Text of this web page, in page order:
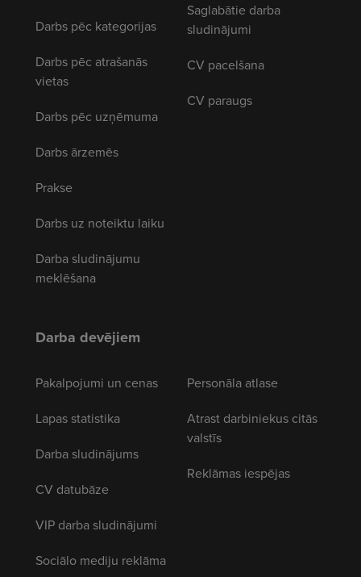
Darbs pēc kategorijas
Darbs pēc atrašanās
vietas
Darbs pēc uzņēmuma
Darbs ārzemēs
Prakse
Darbs uz noteiktu laiku
Darba sludinājumu
meklēšana
Saglabātie darba
sludinājumi
CV pacelšana
CV paraugs
Darba devējiem
Pakalpojumi un cenas
Lapas statistika
Darba sludinājums
CV datubāze
VIP darba sludinājumi
Sociālo mediju reklāma
Personāla atlase
Atrast darbiniekus citās
valstīs
Reklāmas iespējas